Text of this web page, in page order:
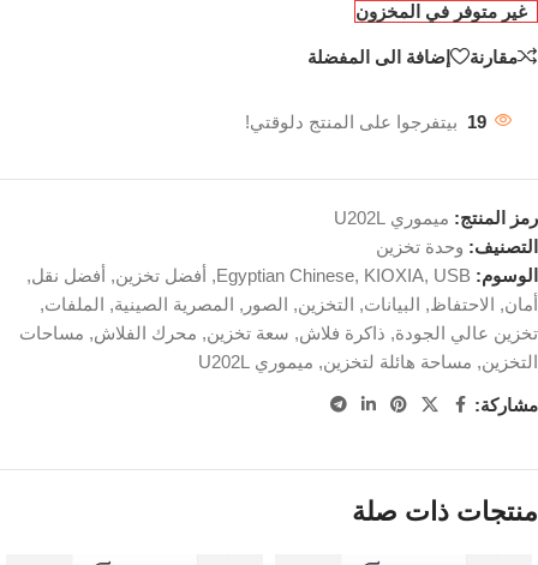
غير متوفر في المخزون
مقارنة إضافة الى المفضلة
19 بيتفرجوا على المنتج دلوقتي!
رمز المنتج: ميموري U202L
التصنيف: وحدة تخزين
الوسوم:
Egyptian Chinese, KIOXIA, USB
, أفضل تخزين, أفضل نقل,
أمان, الاحتفاظ, البيانات, التخزين, الصور , المصرية الصينية, الملفات,
تخزين عالي الجودة, ذاكرة فلاش, سعة تخزين, محرك الفلاش, مساحات
التخزين, مساحة هائلة لتخزين, ميموري U202L
مشاركة:
منتجات ذات صلة